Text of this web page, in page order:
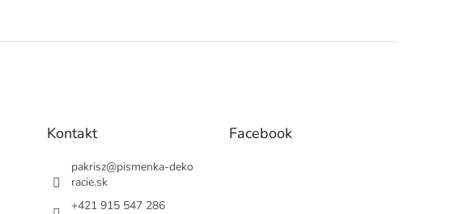
Kontakt
pakrisz@pismenka-deko
racie.sk
+421 915 547 286
Facebook